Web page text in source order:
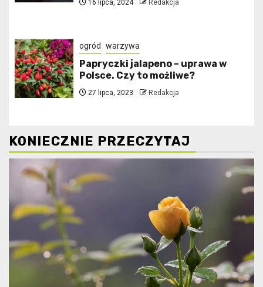
16 lipca, 2024 Redakcja
ogród warzywa
Papryczki jalapeno – uprawa w
Polsce. Czy to możliwe?
27 lipca, 2023 Redakcja
KONIECZNIE PRZECZYTAJ